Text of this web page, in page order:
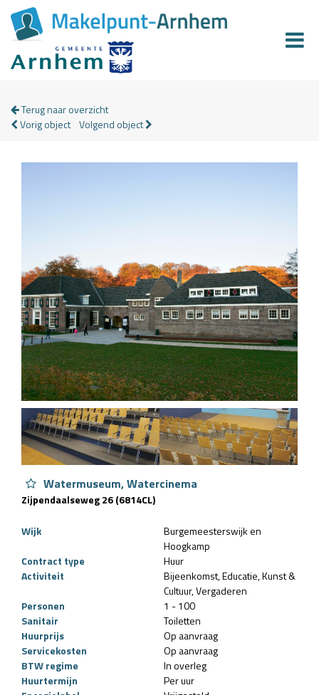
Terug naar overzicht
Vorig object Volgend object
Watermuseum, Watercinema
Zijpendaalseweg 26 (6814CL)
Wijk
Burgemeesterswijk en
Hoogkamp
Contract type
Huur
Activiteit
Bijeenkomst Educatie Kunst &
Cultuur Vergaderen
Personen
1 - 100
Sanitair
Toiletten
Huurprijs
Op aanvraag
Servicekosten
Op aanvraag
BTW regime
In overleg
Huurtermijn
Per uur